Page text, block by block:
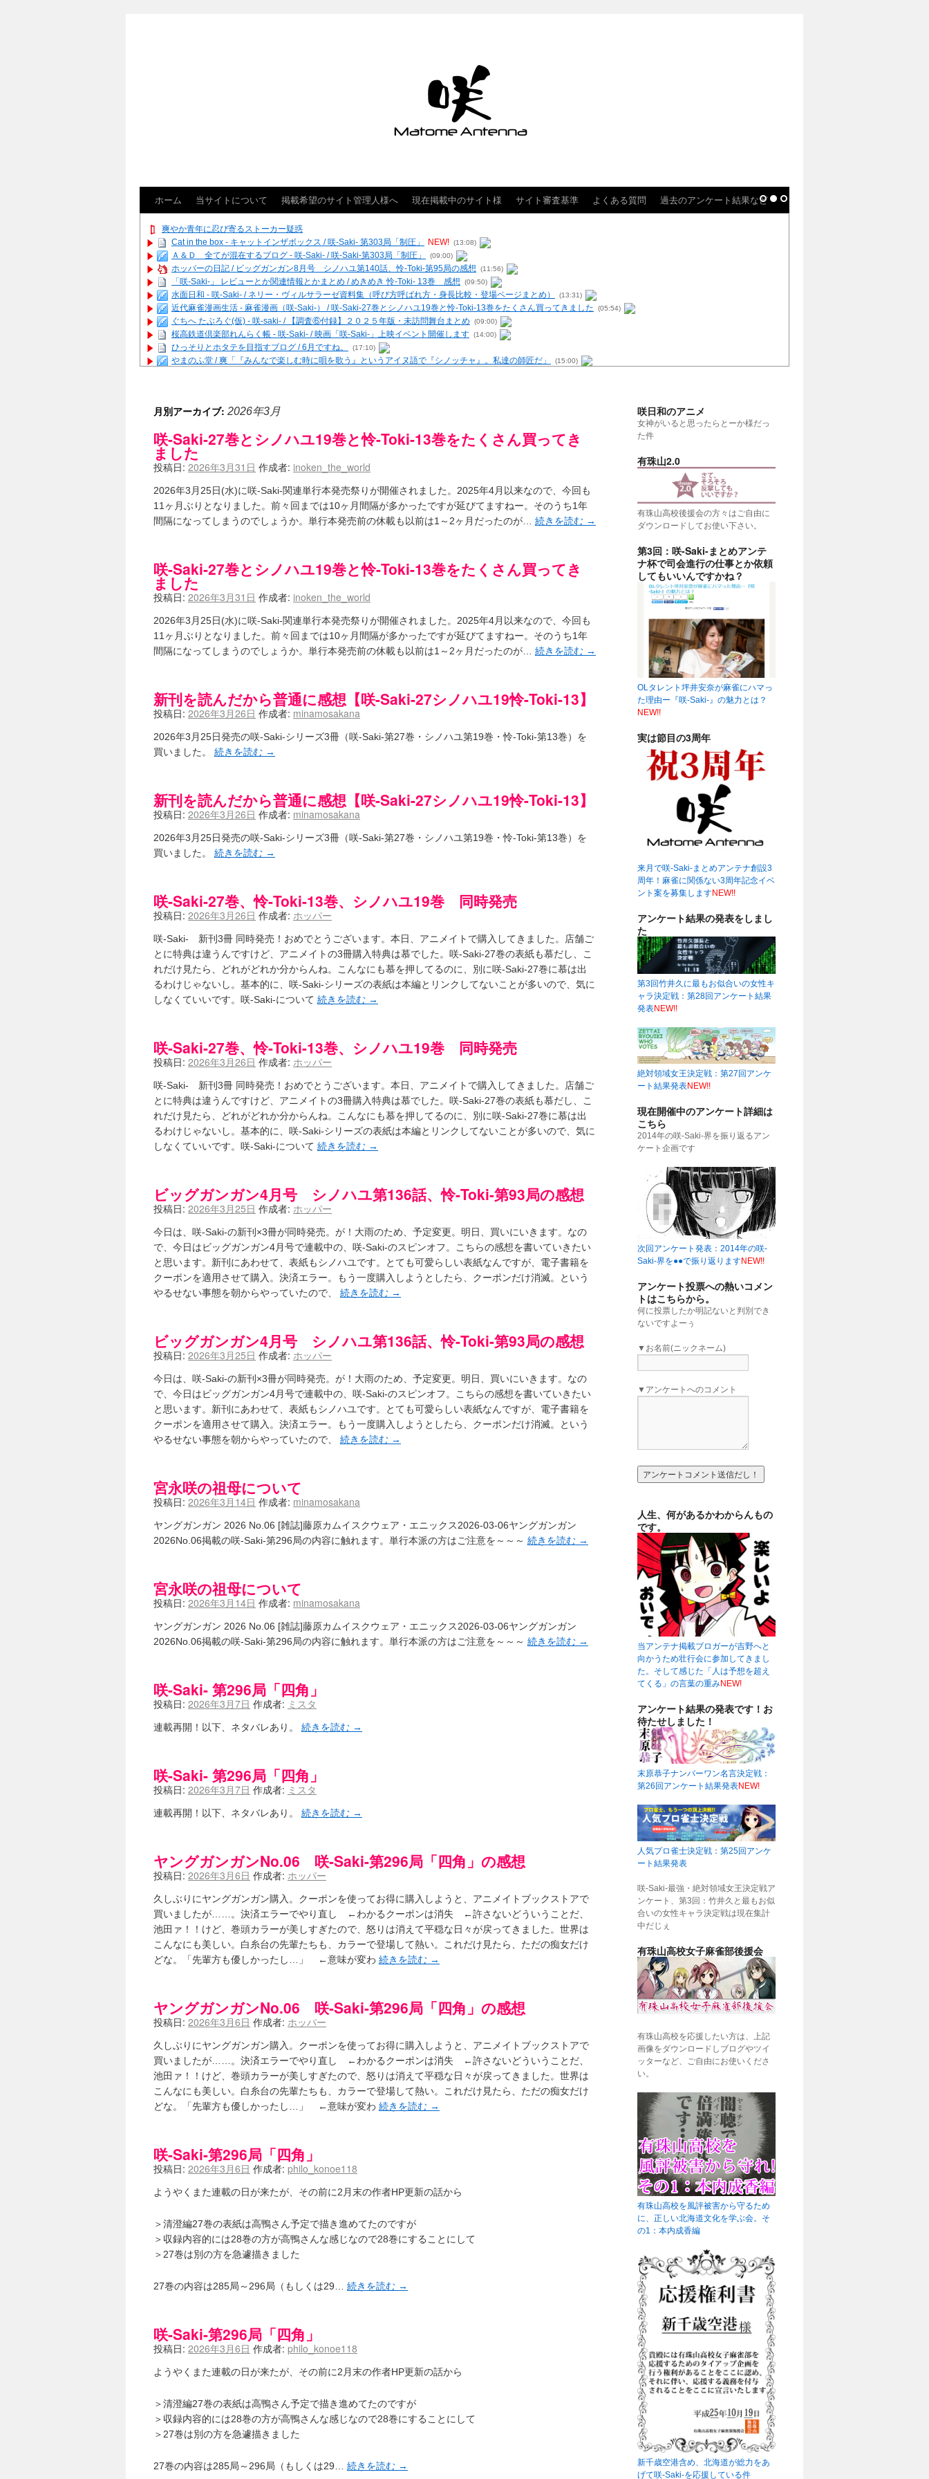
ホーム 当サイトについて 掲載希望のサイト管理人様へ 現在掲載中のサイト様 サイト審査基準 よくある質問 過去のアンケート結果など
爽やか青年に忍び寄るストーカー疑惑
Cat in the box - キャットインザボックス / 咲-Saki- 第303局「制圧」
NEW! (13:08)
Ａ＆Ｄ 全てが混在するブログ - 咲-Saki- / 咲-Saki-第303局「制圧」 (09:00)
ホッパーの日記 / ビッグガンガン8月号 シノハユ第140話、怜-Toki-第95局の感想 (11:56)
「咲-Saki-」 レビューとか関連情報とかまとめ / めきめき 怜-Toki- 13巻 感想 (09:50)
水面日和 - 咲-Saki- / ネリー・ヴィルサラーゼ資料集（呼び方呼ばれ方・身長比較・登場ページまとめ） (13:31)
近代麻雀漫画生活 - 麻雀漫画（咲-Saki-） / 咲-Saki-27巻とシノハユ19巻と怜-Toki-13巻をたくさん買ってきました (05:54)
ぐちへ たぶろぐ(仮) - 咲-saki- / 【調査⑥付録】２０２５年版・未訪問舞台まとめ (09:00)
桜高鉄道倶楽部れんらく帳 - 咲-Saki- / 映画「咲-Saki-」上映イベント開催します (14:00)
ひっそりとホタテを目指すブログ / 6月ですね。 (17:10)
やまのふ堂 / 爽「『みんなで楽しむ時に唄を歌う』というアイヌ語で『シノッチャ』。私達の師匠だ」 (15:00)
咲クラ女子 - 咲-Saki- / 姫松の上重漫ちゃんと演じている伊達朱里紗さんの共通点
咲ミダレ - 咲-saki- / MJ第14回咲CUP 咲なま他 (11:53)
はやりの如く☆ - 咲-saki- / 悪いこと【SS】
麻雀雑記あれこれ - 咲 -Saki- / 咲-Saki-キャラが台湾麻雀を打ったらどうなるのか
あっちが変 / あっちが変 (08:31)
BBKN BLOG / トップページ（サイトマップ） (15:00)
あにてつ！ / 千里山に行ってきました（2017年09月） (06:14)
おもちもちもち - 咲-Saki- / ５・８小林先生の日記更新について考えてみる その１～否定的意見の発露を4つに分けて考える (20:00)
かんむりとかげ - 咲-Saki- / 立先生の更新
咲-Saki- | にゅいのって / 咲-Saki-臨時アンテナ (11:50)
嶺上航路 / ドラフト前日なので中日ドラゴンズのドラフト指名を予想してみる ～後～ (02:52)
音を奏でて花が咲く - 咲-Saki- / 浩子「…あっ分かった 恐らくそういうことか」 (12:40)
一萬人の麓路() - 咲-Saki- / 咲-Saki- 第193局[竜王] ドラゴンの王とパクリの女王 (15:12)
ユズポニッキ - 咲-Saki- / ☆ #咲実写 ☆告知☆オンライン上映会☆ 阿知賀編☆７月21日(土)ドラマ特別編18時20分～映画19時～☆ (04:22)
ああ、あの牌？ - 咲-Saki- / シノハユ菰沢中関連(江津・大田)の登場舞台まとめ (15:00)
宮守大好き帳 / 告知 (13:04)
ばるのまーじゃん日和 - 咲-saki- / クリスマス！！そして… (10:28)
咲めも！ / ニワチョコ、尊い。
煌-Subara- - 咲-saki- / シノハユ感想 (13:19)
SYNTH 2006 - 咲 -Saki- / 阿知賀編をドヤ顔に着目しながらまたまた読み返しました (13:55)
かえんだん - 咲-Saki- / 朱里「そげなこつ私がやっておきますから！」煌「それには及びません！」
Saki-1 グランプリ ～咲ワン～ / しわが誕生することは老化現象だと言えます…。 (00:00)
木と木と木 - 咲-saki- / 新道寺の本
ヤンデレ・狂気の百合SSブログ / 【咲-Saki-SS：久咲】そして私たちは、空へ、空へ【絶望】【後編】
麻雀自由帳 - 咲-Saki- / 咲-Saki-第168局[端緒]感想 照-Teru- 追憶編第1局［照菫］（なんだそれ
LAT. 39°20' N - 咲-Saki- / 永水航路 3 - 霧島の姫は、深山幽谷の頂で天逆鉾の夢を見るだろう -
ニワカSakiファンの部屋 - 咲-Saki- / 咲の実写化について（再） (15:15)
低姿勢ニワカの麻雀 / マイナーカップリングSS感想 (07:31)
Hinamado blog - 咲-Saki- / リハビリテーション (04:56)
咲ワン・neo[仮] / 私事。
EL HOLAZO - 咲-Saki- / 吉野から上り方面の帰り道、亀山JCT-四日市IC間の渋滞回避法 (14:34)
何の変哲もない咲の地名紹介 / 小鍛治さんが通っていた小学校 茨城・舟塚山小学校
咲-Saki-カツゲン備忘録 / 咲-Saki-154局 【奮起】 マジかー！ (13:30)
百合っぽいぶろぐ - 咲-Saki- / シノハユ the down of age 5巻
あかどる日和 - 咲-saki- / 【今回は考察ではなく】原村和-のどっち-の魅力について語ってみるよ！【愛を体現する】
妥当麻雀界ブログ / コミックマーケット８９に参加します (11:00)
咲-saki-速報 / 一時休止のお知らせ (08:26)
ふわふわな記憶 / 1
咲っ考 / 何故咲は大将で、照は先鋒なのか？ (15:20)
Danas je lep dan. / [咲-Saki-]もしインターハイのルールが鷲巣麻雀だったら (09:55)
ぴゅーく☆すてっぷ - 咲-Saki- / ブログ終了のお知らせ (12:51)
primary colors / 久誕イエ～～～～～～イ！！！！！！ (10:16)
乱れ雪月花 - 咲-Saki- / ブログ終了のお知らせ：今までありがとうございました (15:30)
YUKARI / 【宥菫】 ＳＳ更新とお知らせ 【松実宥誕記念ＳＳ】
アルカ茄子 / 戒能物怪録 キングとはいったい誰なのか？ (15:24)
竹ブログ - 咲-Saki- / 【咲-Saki-】ゲームが待ち遠しい件
SSSSS(-saki-しゃーぷしゅーとしょーとすとーりー) - 咲-saki- / 豊音「ピロートークしようよー」白望「ダル……くない」 (16:00)
せのたけくらべ - 咲-Saki- / 咲さんのやり方で就活をやってみよう (03:51)
咏-Uta-ブログ編 - 咲-Saki- / 黄色い封筒が届いた(・∀・) (12:30)
チャウチャウちゃうんちゃうん - 咲-Saki- / 吉野の千本桜を見に行きました(2015/04/05)
ニワカ王者 / 【アニメ記事】咲-Saki- 立先生のコメントを取り上げる (09:00)
のよーなのよー - 咲-Saki- / 咲十夜 第四夜 (11:00)
Yaranakya » 咲-Saki- / 国際最萌リーグは園城寺怜ちゃんに一票を入れました
おもちがなくてもだいじょうぶ / 咲と照の確執【プリン】
咲-Saki-の舞台が特定されたら、行くしかないでしょ / ブログを引っ越ししました (13:18)
りりーがーる（仮） / 虎姫 カラオケ編っぽい小ネタ (10:29)
洋榎-youka- / お知らせ (11:19)
おっきするー咲ブログ / side-A VS side-B 野球対決 (10:30)
フリテンリーチで流して / 姫松高校についてのいくらかの考察
咲-Saki-ほんだし / 咲-Saki- 第128局 「涼風」 感想
咲-Saki-麻雀録 / 台風に強そうな咲キャラ (05:45)
ぽっこぬ / 咲絵ログ2 (15:21)
妄言郷 / 咲-Saki- 第129局「契機」感想 (16:01)
アニメを見ながらダラダラと就活をする - 咲-saki- / はるたんイェイ(≧∇≦)/他
白い物置 / 咲-Saki- Best Album ～Anthology～を買いました
らぎこのだらだら日記帳 - 咲 -saki- / 咲アンテナ杯お疲れ様でした(半ギレ)
考える凡人 / [咲-Saki-]姉帯豊音の能力考察―暦占という仮説― (04:47)
まいるーむ / よく分かる、有珠山高校！（キャラについてひたすら語る）
プンスコ！ 野依日和！ - 咲-Saki- / 小蒔「渚のあわあわダブリィレイディオ？」 淡「第三回・後編！」 (16:23)
咲の仮blog / 和ちゃん (12:02)
もれ日和 / 一ちゃんのフィギュアと聞いたので
世紀末麻雀ブログ-じゃんキチ！ / 【咲-saki-】穏乃の良さを俺が「あ」から順に解説していくッ！ ver.2014
音楽と、人生と、 咲-saki-と。 - 咲-Saki- / こっそり休止、こっそり再開
ぐりーん哩 - 咲-Saki- / ネリー「ネリーはお金が要るの」
花鳥風月 - 咲-Saki- / やえたんイェイ～
電波天文学 - 咲-Saki- / BOOTH
月別アーカイブ: 2026年3月
咲-Saki-27巻とシノハユ19巻と怜-Toki-13巻をたくさん買ってき
ました
投稿日: 2026年3月31日 作成者: inoken_the_world
2026年3月25日(水)に咲-Saki-関連単行本発売祭りが開催されました。2025年4月以来なので、今回も
11ヶ月ぶりとなりました。前々回までは10ヶ月間隔が多かったですが延びてますねー。そのうち1年
間隔になってしまうのでしょうか。単行本発売前の休載も以前は1～2ヶ月だったのが… 続きを読む →
咲-Saki-27巻とシノハユ19巻と怜-Toki-13巻をたくさん買ってき
ました
投稿日: 2026年3月31日 作成者: inoken_the_world
2026年3月25日(水)に咲-Saki-関連単行本発売祭りが開催されました。2025年4月以来なので、今回も
11ヶ月ぶりとなりました。前々回までは10ヶ月間隔が多かったですが延びてますねー。そのうち1年
間隔になってしまうのでしょうか。単行本発売前の休載も以前は1～2ヶ月だったのが… 続きを読む →
新刊を読んだから普通に感想【咲-Saki-27シノハユ19怜-Toki-13】
投稿日: 2026年3月26日 作成者: minamosakana
2026年3月25日発売の咲-Saki-シリーズ3冊（咲-Saki-第27巻・シノハユ第19巻・怜-Toki-第13巻）を
買いました。 続きを読む →
新刊を読んだから普通に感想【咲-Saki-27シノハユ19怜-Toki-13】
投稿日: 2026年3月26日 作成者: minamosakana
2026年3月25日発売の咲-Saki-シリーズ3冊（咲-Saki-第27巻・シノハユ第19巻・怜-Toki-第13巻）を
買いました。 続きを読む →
咲-Saki-27巻、怜-Toki-13巻、シノハユ19巻 同時発売
投稿日: 2026年3月26日 作成者: ホッパー
咲-Saki- 新刊3冊 同時発売！おめでとうございます。本日、アニメイトで購入してきました。店舗ご
とに特典は違うんですけど、アニメイトの3冊購入特典は慕でした。咲-Saki-27巻の表紙も慕だし、こ
れだけ見たら、どれがどれか分からんね。こんなにも慕を押してるのに、別に咲-Saki-27巻に慕は出
るわけじゃないし。基本的に、咲-Saki-シリーズの表紙は本編とリンクしてないことが多いので、気に
しなくていいです。咲-Saki-について 続きを読む →
咲-Saki-27巻、怜-Toki-13巻、シノハユ19巻 同時発売
投稿日: 2026年3月26日 作成者: ホッパー
咲-Saki- 新刊3冊 同時発売！おめでとうございます。本日、アニメイトで購入してきました。店舗ご
とに特典は違うんですけど、アニメイトの3冊購入特典は慕でした。咲-Saki-27巻の表紙も慕だし、こ
れだけ見たら、どれがどれか分からんね。こんなにも慕を押してるのに、別に咲-Saki-27巻に慕は出
るわけじゃないし。基本的に、咲-Saki-シリーズの表紙は本編とリンクしてないことが多いので、気に
しなくていいです。咲-Saki-について 続きを読む →
ビッグガンガン4月号 シノハユ第136話、怜-Toki-第93局の感想
投稿日: 2026年3月25日 作成者: ホッパー
今日は、咲-Saki-の新刊×3冊が同時発売。が！大雨のため、予定変更。明日、買いにいきます。なの
で、今日はビッグガンガン4月号で連載中の、咲-Saki-のスピンオフ。こちらの感想を書いていきたい
と思います。新刊にあわせて、表紙もシノハユです。とても可愛らしい表紙なんですが、電子書籍を
クーポンを適用させて購入。決済エラー。もう一度購入しようとしたら、クーポンだけ消滅。という
やるせない事態を朝からやっていたので、 続きを読む →
ビッグガンガン4月号 シノハユ第136話、怜-Toki-第93局の感想
投稿日: 2026年3月25日 作成者: ホッパー
今日は、咲-Saki-の新刊×3冊が同時発売。が！大雨のため、予定変更。明日、買いにいきます。なの
で、今日はビッグガンガン4月号で連載中の、咲-Saki-のスピンオフ。こちらの感想を書いていきたい
と思います。新刊にあわせて、表紙もシノハユです。とても可愛らしい表紙なんですが、電子書籍を
クーポンを適用させて購入。決済エラー。もう一度購入しようとしたら、クーポンだけ消滅。という
やるせない事態を朝からやっていたので、 続きを読む →
宮永咲の祖母について
投稿日: 2026年3月14日 作成者: minamosakana
ヤングガンガン 2026 No.06 [雑誌]藤原カムイスクウェア・エニックス2026-03-06ヤングガンガン
2026No.06掲載の咲-Saki-第296局の内容に触れます。単行本派の方はご注意を～～～ 続きを読む →
宮永咲の祖母について
投稿日: 2026年3月14日 作成者: minamosakana
ヤングガンガン 2026 No.06 [雑誌]藤原カムイスクウェア・エニックス2026-03-06ヤングガンガン
2026No.06掲載の咲-Saki-第296局の内容に触れます。単行本派の方はご注意を～～～ 続きを読む →
咲-Saki- 第296局「四角」
投稿日: 2026年3月7日 作成者: ミスタ
連載再開！以下、ネタバレあり。 続きを読む →
咲-Saki- 第296局「四角」
投稿日: 2026年3月7日 作成者: ミスタ
連載再開！以下、ネタバレあり。 続きを読む →
ヤングガンガンNo.06 咲-Saki-第296局「四角」の感想
投稿日: 2026年3月6日 作成者: ホッパー
久しぶりにヤングガンガン購入。クーポンを使ってお得に購入しようと、アニメイトブックストアで
買いましたが……。決済エラーでやり直し ←わかるクーポンは消失 ←許さないどういうことだ、
池田ァ！！けど、巻頭カラーが美しすぎたので、怒りは消えて平穏な日々が戻ってきました。世界は
こんなにも美しい。白糸台の先輩たちも、カラーで登場して熱い。これだけ見たら、ただの痴女だけ
どな。「先輩方も優しかったし…」 ←意味が変わ 続きを読む →
ヤングガンガンNo.06 咲-Saki-第296局「四角」の感想
投稿日: 2026年3月6日 作成者: ホッパー
久しぶりにヤングガンガン購入。クーポンを使ってお得に購入しようと、アニメイトブックストアで
買いましたが……。決済エラーでやり直し ←わかるクーポンは消失 ←許さないどういうことだ、
池田ァ！！けど、巻頭カラーが美しすぎたので、怒りは消えて平穏な日々が戻ってきました。世界は
こんなにも美しい。白糸台の先輩たちも、カラーで登場して熱い。これだけ見たら、ただの痴女だけ
どな。「先輩方も優しかったし…」 ←意味が変わ 続きを読む →
咲-Saki-第296局「四角」
投稿日: 2026年3月6日 作成者: philo_konoe118
ようやくまた連載の日が来たが、その前に2月末の作者HP更新の話から
＞清澄編27巻の表紙は高鴨さん予定で描き進めてたのですが
＞収録内容的には28巻の方が高鴨さんな感じなので28巻にすることにして
＞27巻は別の方を急遽描きました
27巻の内容は285局～296局（もしくは29… 続きを読む →
咲-Saki-第296局「四角」
投稿日: 2026年3月6日 作成者: philo_konoe118
ようやくまた連載の日が来たが、その前に2月末の作者HP更新の話から
＞清澄編27巻の表紙は高鴨さん予定で描き進めてたのですが
＞収録内容的には28巻の方が高鴨さんな感じなので28巻にすることにして
＞27巻は別の方を急遽描きました
27巻の内容は285局～296局（もしくは29… 続きを読む →
咲日和のアニメ
女神がいると思ったらとーか様だっ
た件
有珠山2.0
有珠山高校後援会の方々はご自由に
ダウンロードしてお使い下さい。
第3回：咲-Saki-まとめアンテ
ナ杯で司会進行の仕事とか依頼
してもいいんですかね？
OLタレント坪井安奈が麻雀にハマっ
た理由ー『咲-Saki-』の魅力とは？
NEW!!
実は節目の3周年
来月で咲-Saki-まとめアンテナ創設3
周年！麻雀に関係ない3周年記念イベ
ント案を募集しますNEW!!
アンケート結果の発表をしまし
た
第3回竹井久に最もお似合いの女性キ
ャラ決定戦：第28回アンケート結果
発表NEW!!
絶対領域女王決定戦：第27回アンケ
ート結果発表NEW!!
現在開催中のアンケート詳細は
こちら
2014年の咲-Saki-界を振り返るアン
ケート企画です
次回アンケート発表：2014年の咲-
Saki-界を●●で振り返りますNEW!!
アンケート投票への熱いコメン
トはこちらから。
何に投票したか明記ないと判別でき
ないですよーぅ
▼お名前(ニックネーム)
▼アンケートへのコメント
人生、何があるかわからんもの
です。
当アンテナ掲載ブロガーが吉野へと
向かうため壮行会に参加してきまし
た。そして感じた「人は予想を超え
てくる」の言葉の重みNEW!
アンケート結果の発表です！お
待たせしました！
末原恭子ナンバーワン名言決定戦：
第26回アンケート結果発表NEW!
人気プロ雀士決定戦：第25回アンケ
ート結果発表
咲-Saki-最強・絶対領域女王決定戦ア
ンケート、第3回：竹井久と最もお似
合いの女性キャラ決定戦は現在集計
中だじぇ
有珠山高校女子麻雀部後援会
有珠山高校を応援したい方は、上記
画像をダウンロードしブログやツイ
ッターなど、ご自由にお使いくださ
い。
有珠山高校を風評被害から守るため
に、正しい北海道文化を学ぶ会。そ
の1：本内成香編
新千歳空港含め、北海道が総力をあ
げて咲-Saki-を応援している件